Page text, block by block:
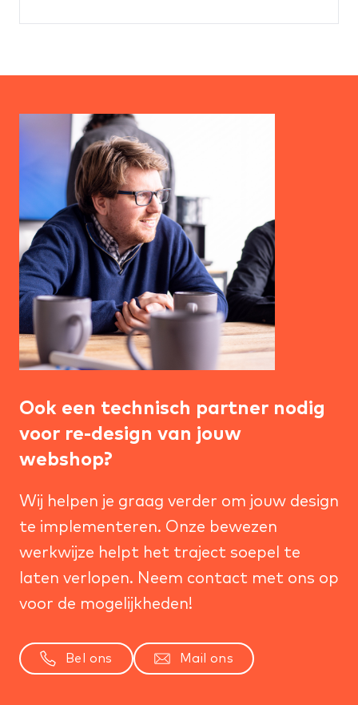
Ook een technisch partner nodig
voor re-design van jouw
webshop?
Wij helpen je graag verder om jouw design
te implementeren. Onze bewezen
werkwijze helpt het traject soepel te
laten verlopen. Neem contact met ons op
voor de mogelijkheden!
Bel ons Mail ons